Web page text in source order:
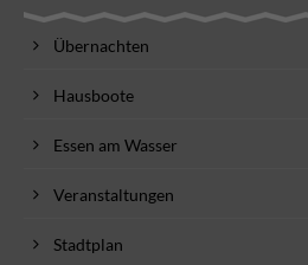
Übernachten
Hausboote
Essen am Wasser
Veranstaltungen
Stadtplan